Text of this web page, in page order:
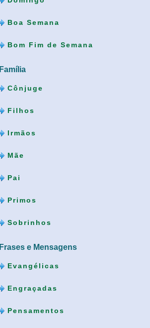
Boa Semana
Bom Fim de Semana
Família
Cônjuge
Filhos
Irmãos
Mãe
Pai
Primos
Sobrinhos
Frases e Mensagens
Evangélicas
Engraçadas
Pensamentos